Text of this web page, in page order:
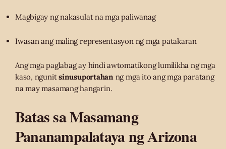
Magbigay ng nakasulat na mga paliwanag
Iwasan ang maling representasyon ng mga patakaran
Ang mga paglabag ay hindi awtomatikong lumilikha ng mga
kaso, ngunitsinusuportahanng mga ito ang mga paratang
na may masamang hangarin.
Batas sa Masamang
Pananampalataya ng Arizona